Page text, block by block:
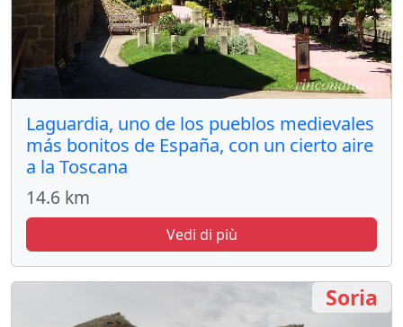
Laguardia, uno de los pueblos medievales
más bonitos de España, con un cierto aire
a la Toscana
14.6 km
Vedi di più
Soria